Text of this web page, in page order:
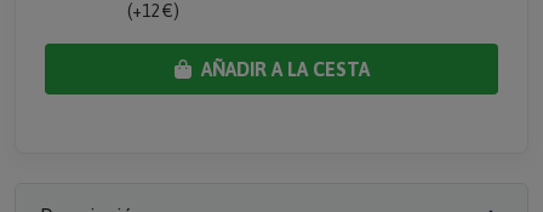
(+12 €)
AÑADIR A LA CESTA